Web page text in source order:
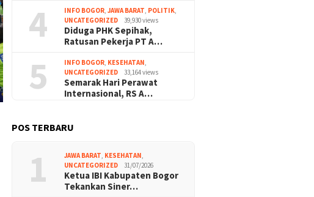
4 INFO BOGOR,JAWA BARAT, POLITIK,
UNCATEGORIZED
39,930 views
Diduga PHK Sepihak,
Ratusan Pekerja PT A…
5 INFO BOGOR, KESEHATAN,
UNCATEGORIZED
33,164 views
Semarak Hari Perawat
Internasional, RS A…
POS TERBARU
1 JAWA BARAT, KESEHATAN,
UNCATEGORIZED
31/07/2026
Ketua IBI Kabupaten Bogor
Tekankan Siner…